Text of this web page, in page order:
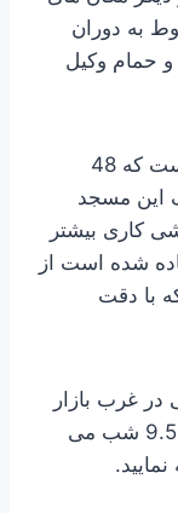
به دوران
حمام وکیل
مسجد وکیل مربوط به دوره ی زندیه است که 48
این مسجد
کاری بیشتر
شده است از
با دقت
در غرب بازار
وکیل قرار دارد و از ساعت 8.5 صبح تا 9.5 شب می